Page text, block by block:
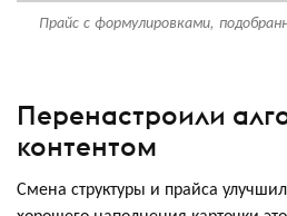
Прайс с формулировками,
Перенастроили
контентом
Смена структуры и прайса